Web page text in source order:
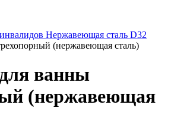
Нержавеющая сталь D32
(нержавеющая сталь)
ванны
(нержавеющая